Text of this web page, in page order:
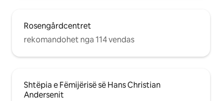
Rosengårdcentret
rekomandohet nga 114 vendas
Shtëpia e Fëmijërisë së Hans Christian
Andersenit